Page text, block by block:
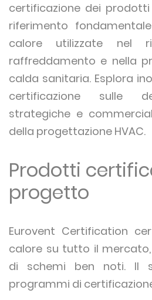
certificazione dei
riferimento
calore utilizzate nel
raffreddamento e nella
calda sanitaria. Esplora
certificazione sulle
strategiche e
della progettazione HVAC.
Prodotti
progetto
Eurovent Certification
calore su tutto il
di schemi ben noti. Il
programmi di